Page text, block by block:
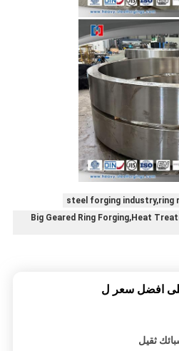
steel forging industry,ring
Big Geared Ring Forging,Heat
افضل سعر ل
ثقيل